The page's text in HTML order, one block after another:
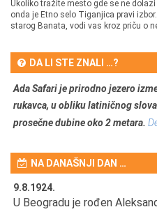
Ukoliko tražite mesto gde se ne
onda je Etno selo Tiganjica pravi
starog Banata, vodi vas kroz priču o
DA LI STE ZNALI …?
Ada Safari je prirodno jezero
rukavca, u obliku latiničnog
prosečne dubine oko 2 metara.
NA DANAŠNJI DAN …
9.8.1924.
U Beogradu je rođen